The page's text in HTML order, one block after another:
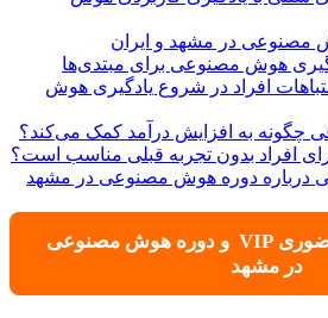
مصنوعی در مشهد و ایران
هوش مصنوعی برای مبتدی‌ها
افراد در شروع یادگیری هوش
به افزایش درآمد کمک می‌کند؟
برای افراد بدون تجربه قبلی مناسب است؟
درباره دوره هوش مصنوعی در مشهد
📞 ثبت نام کلاس حضوری VIP و دوره هوش مصنوعی
در مشهد